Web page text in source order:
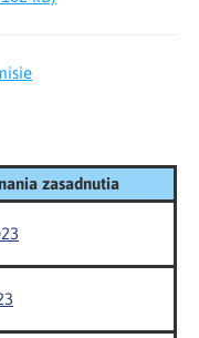
zasadnutia